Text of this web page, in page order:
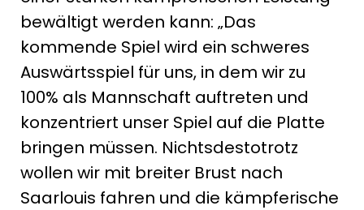
bewältigt werden kann: „Das
kommende Spiel wird ein schweres
Auswärtsspiel für uns, in dem wir zu
100% als Mannschaft auftreten und
konzentriert unser Spiel auf die Platte
bringen müssen. Nichtsdestotrotz
wollen wir mit breiter Brust nach
Saarlouis fahren und die kämpferische